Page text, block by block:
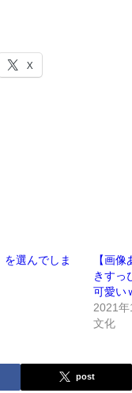
X
を選んでしま
【画
きすっ
可愛い
2021年
文化
post